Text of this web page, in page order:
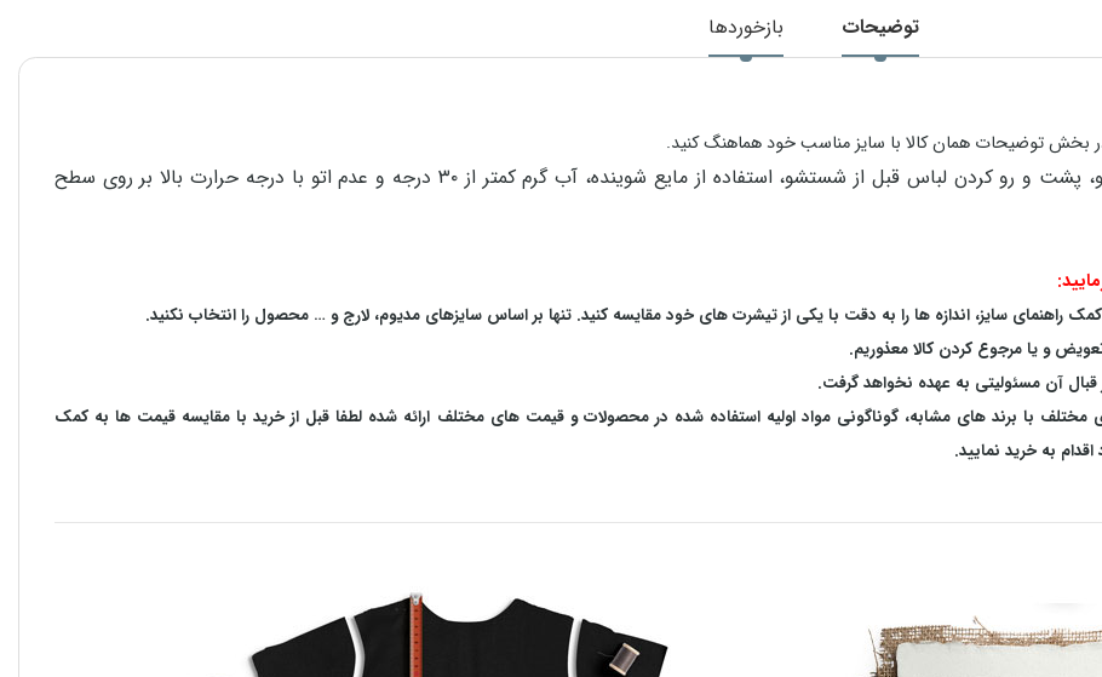
توضیحات بازخوردها
در بخش توضیحات همان کالا با سایز مناسب خود هماهنگ کنید.
برای استحکام و دوام هر چه بیشتر محصولات در امر شستشو، پشت و رو کردن لباس قبل از شستشو، استفاده از مایع شوینده، آب گرم کمتر از ۳۰ درجه و عدم اتو با درجه حرارت بالا بر روی سطح
راهنمای سایز، اندازه ها را به دقت با یکی از تیشرت های خود مقایسه کنید. تنها بر اساس سایزهای مدیوم، لارج و … محصول را انتخاب نکنید.
و یا مرجوع کردن کالا معذوریم.
قبال آن مسئولیتی به عهده نخواهد گرفت.
با برند های مشابه، گوناگونی مواد اولیه استفاده شده در محصولات و قیمت های مختلف ارائه شده لطفا قبل از خرید با مقایسه قیمت ها به کمک
به خرید نمایید.